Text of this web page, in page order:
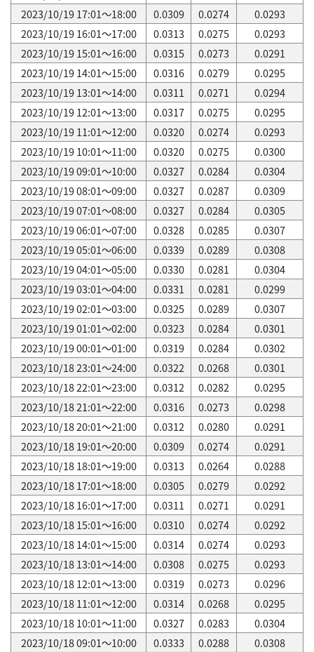
2023/10/19 17:01～18:00
0.0309 0.0274
0.0293
2023/10/19 16:01～17:00
0.0313 0.0275
0.0293
2023/10/19 15:01～16:00
0.0315 0.0273
0.0291
2023/10/19 14:01～15:00
0.0316 0.0279
0.0295
2023/10/19 13:01～14:00
0.0311 0.0271
0.0294
2023/10/19 12:01～13:00
0.0317 0.0275
0.0295
2023/10/19 11:01～12:00
0.0320 0.0274
0.0293
2023/10/19 10:01～11:00
0.0320 0.0275
0.0300
2023/10/19 09:01～10:00
0.0327 0.0284
0.0304
2023/10/19 08:01～09:00
0.0327 0.0287
0.0309
2023/10/19 07:01～08:00
0.0327 0.0284
0.0305
2023/10/19 06:01～07:00
0.0328 0.0285
0.0307
2023/10/19 05:01～06:00
0.0339 0.0289
0.0308
2023/10/19 04:01～05:00
0.0330 0.0281
0.0304
2023/10/19 03:01～04:00
0.0331 0.0281
0.0299
2023/10/19 02:01～03:00
0.0325 0.0289
0.0307
2023/10/19 01:01～02:00
0.0323 0.0284
0.0301
2023/10/19 00:01～01:00
0.0319 0.0284
0.0302
2023/10/18 23:01～24:00
0.0322 0.0268
0.0301
2023/10/18 22:01～23:00
0.0312 0.0282
0.0295
2023/10/18 21:01～22:00
0.0316 0.0273
0.0298
2023/10/18 20:01～21:00
0.0312 0.0280
0.0291
2023/10/18 19:01～20:00
0.0309 0.0274
0.0291
2023/10/18 18:01～19:00
0.0313 0.0264
0.0288
2023/10/18 17:01～18:00
0.0305 0.0279
0.0292
2023/10/18 16:01～17:00
0.0311 0.0271
0.0291
2023/10/18 15:01～16:00
0.0310 0.0274
0.0292
2023/10/18 14:01～15:00
0.0314 0.0274
0.0293
2023/10/18 13:01～14:00
0.0308 0.0275
0.0293
2023/10/18 12:01～13:00
0.0319 0.0273
0.0296
2023/10/18 11:01～12:00
0.0314 0.0268
0.0295
2023/10/18 10:01～11:00
0.0327 0.0283
0.0304
2023/10/18 09:01～10:00
0.0333 0.0288
0.0308